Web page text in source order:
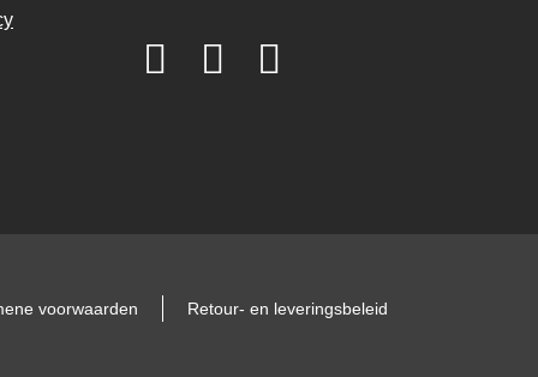
voorwaarden Retour- en leveringsbeleid